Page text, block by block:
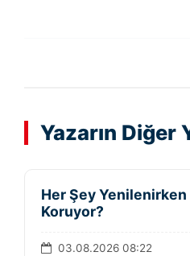
Yazarın Diğer
Her Şey Yenilenirken
Koruyor?
03.08.2026 08:22